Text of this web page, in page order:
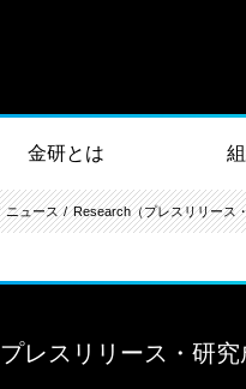
金研とは
ニュース Research（プレスリリース
プレスリリース・研究